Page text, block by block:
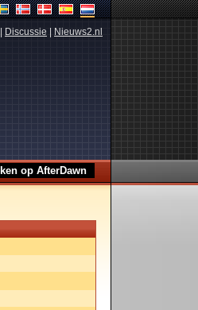
Discussie Nieuws2.nl